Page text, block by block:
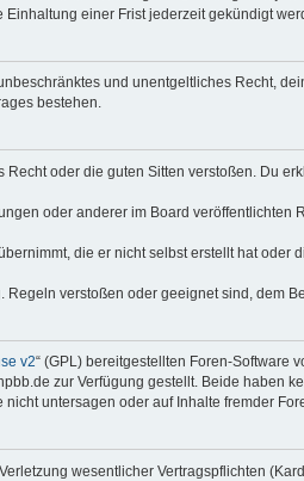
einer Frist jederzeit gekündigt
und unentgeltliches Recht,
bestehen.
oder die guten Sitten verstoßen. Du
oder anderer im Board
die er nicht selbst erstellt hat oder
verstoßen oder geeignet sind, dem
v2“ (GPL) bereitgestellten Foren-Software
zur Verfügung gestellt. Beide haben
untersagen oder auf Inhalte fremder
wesentlicher Vertragspflichten